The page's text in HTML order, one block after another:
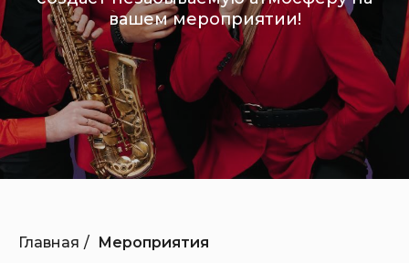
Заказать
вашем мероприятии!
Главная / Мероприятия